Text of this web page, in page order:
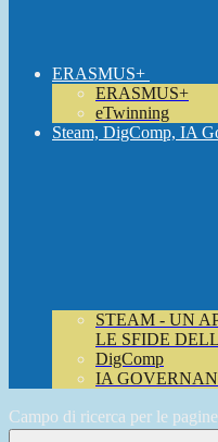
ERASMUS+
ERASMUS+
eTwinning
Steam, DigComp, IA
STEAM - UN
LE SFIDE
DigComp
IA
Campo di ricerca per le